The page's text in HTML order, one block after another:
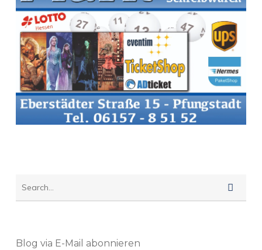
Blog via E-Mail abonnieren